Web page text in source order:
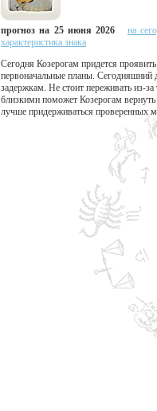
прогноз на 25 июня 2026
на
характеристика знака
Сегодня Козерогам придется
первоначальные планы. Сегодняшний
задержкам. Не стоит переживать из-
близкими поможет Козерогам вернуть
лучше придерживаться проверенных